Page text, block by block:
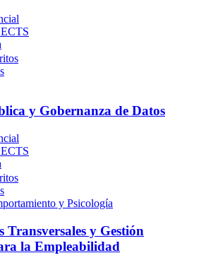
y Gobernanza de Datos
y Psicología
Transversales y Gestión
la Empleabilidad